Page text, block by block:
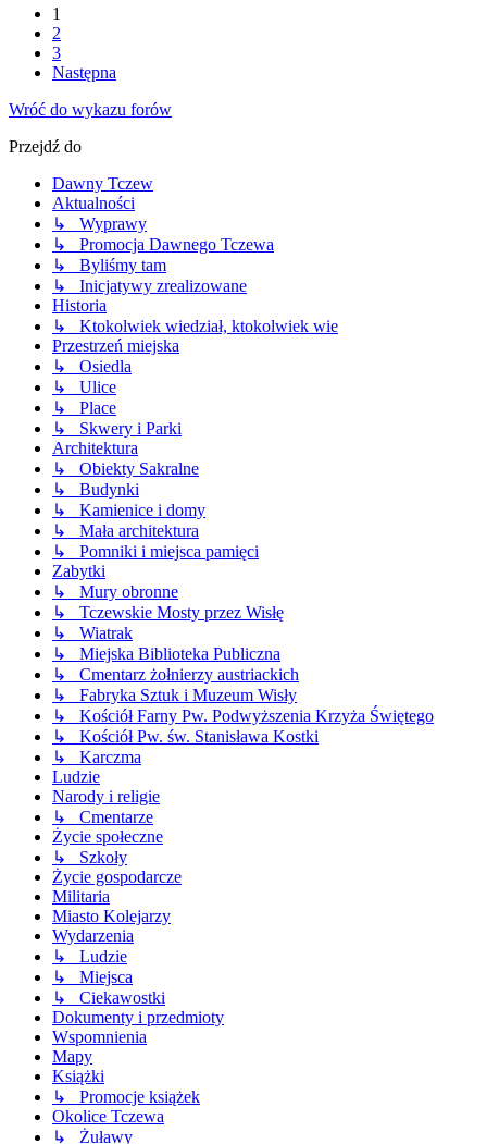
1
2
3
Następna
Wróć do wykazu forów
Przejdź do
Dawny Tczew
Aktualności
↳ Wyprawy
↳ Promocja Dawnego Tczewa
↳ Byliśmy tam
↳ Inicjatywy zrealizowane
Historia
↳ Ktokolwiek wiedział, ktokolwiek wie
Przestrzeń miejska
↳ Osiedla
↳ Ulice
↳ Place
↳ Skwery i Parki
Architektura
↳ Obiekty Sakralne
↳ Budynki
↳ Kamienice i domy
↳ Mała architektura
↳ Pomniki i miejsca pamięci
Zabytki
↳ Mury obronne
↳ Tczewskie Mosty przez Wisłę
↳ Wiatrak
↳ Miejska Biblioteka Publiczna
↳ Cmentarz żołnierzy austriackich
↳ Fabryka Sztuk i Muzeum Wisły
↳ Kościół Farny Pw. Podwyższenia Krzyża Świętego
↳ Kościół Pw. św. Stanisława Kostki
↳ Karczma
Ludzie
Narody i religie
↳ Cmentarze
Życie społeczne
↳ Szkoły
Życie gospodarcze
Militaria
Miasto Kolejarzy
Wydarzenia
↳ Ludzie
↳ Miejsca
↳ Ciekawostki
Dokumenty i przedmioty
Wspomnienia
Mapy
Książki
↳ Promocje książek
Okolice Tczewa
↳ Żuławy